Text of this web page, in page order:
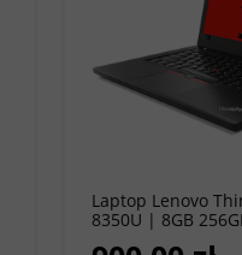
Laptop Lenovo
8350U | 8GB
do